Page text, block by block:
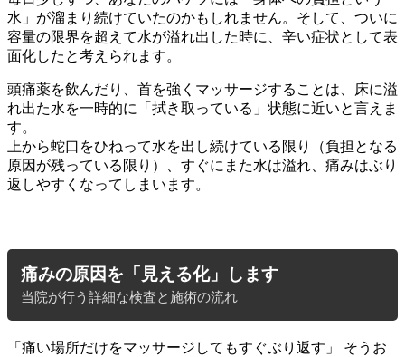
水」が溜まり続けていたのかもしれません。そして、ついに
容量の限界を超えて水が溢れ出した時に、辛い症状として表
面化したと考えられます。
頭痛薬を飲んだり、首を強くマッサージすることは、床に溢
れ出た水を一時的に「拭き取っている」状態に近いと言えま
す。
上から蛇口をひねって水を出し続けている限り（負担となる
原因が残っている限り）、すぐにまた水は溢れ、痛みはぶり
返しやすくなってしまいます。
痛みの原因を「見える化」します
当院が行う詳細な検査と施術の流れ
「痛い場所だけをマッサージしてもすぐぶり返す」 そうお